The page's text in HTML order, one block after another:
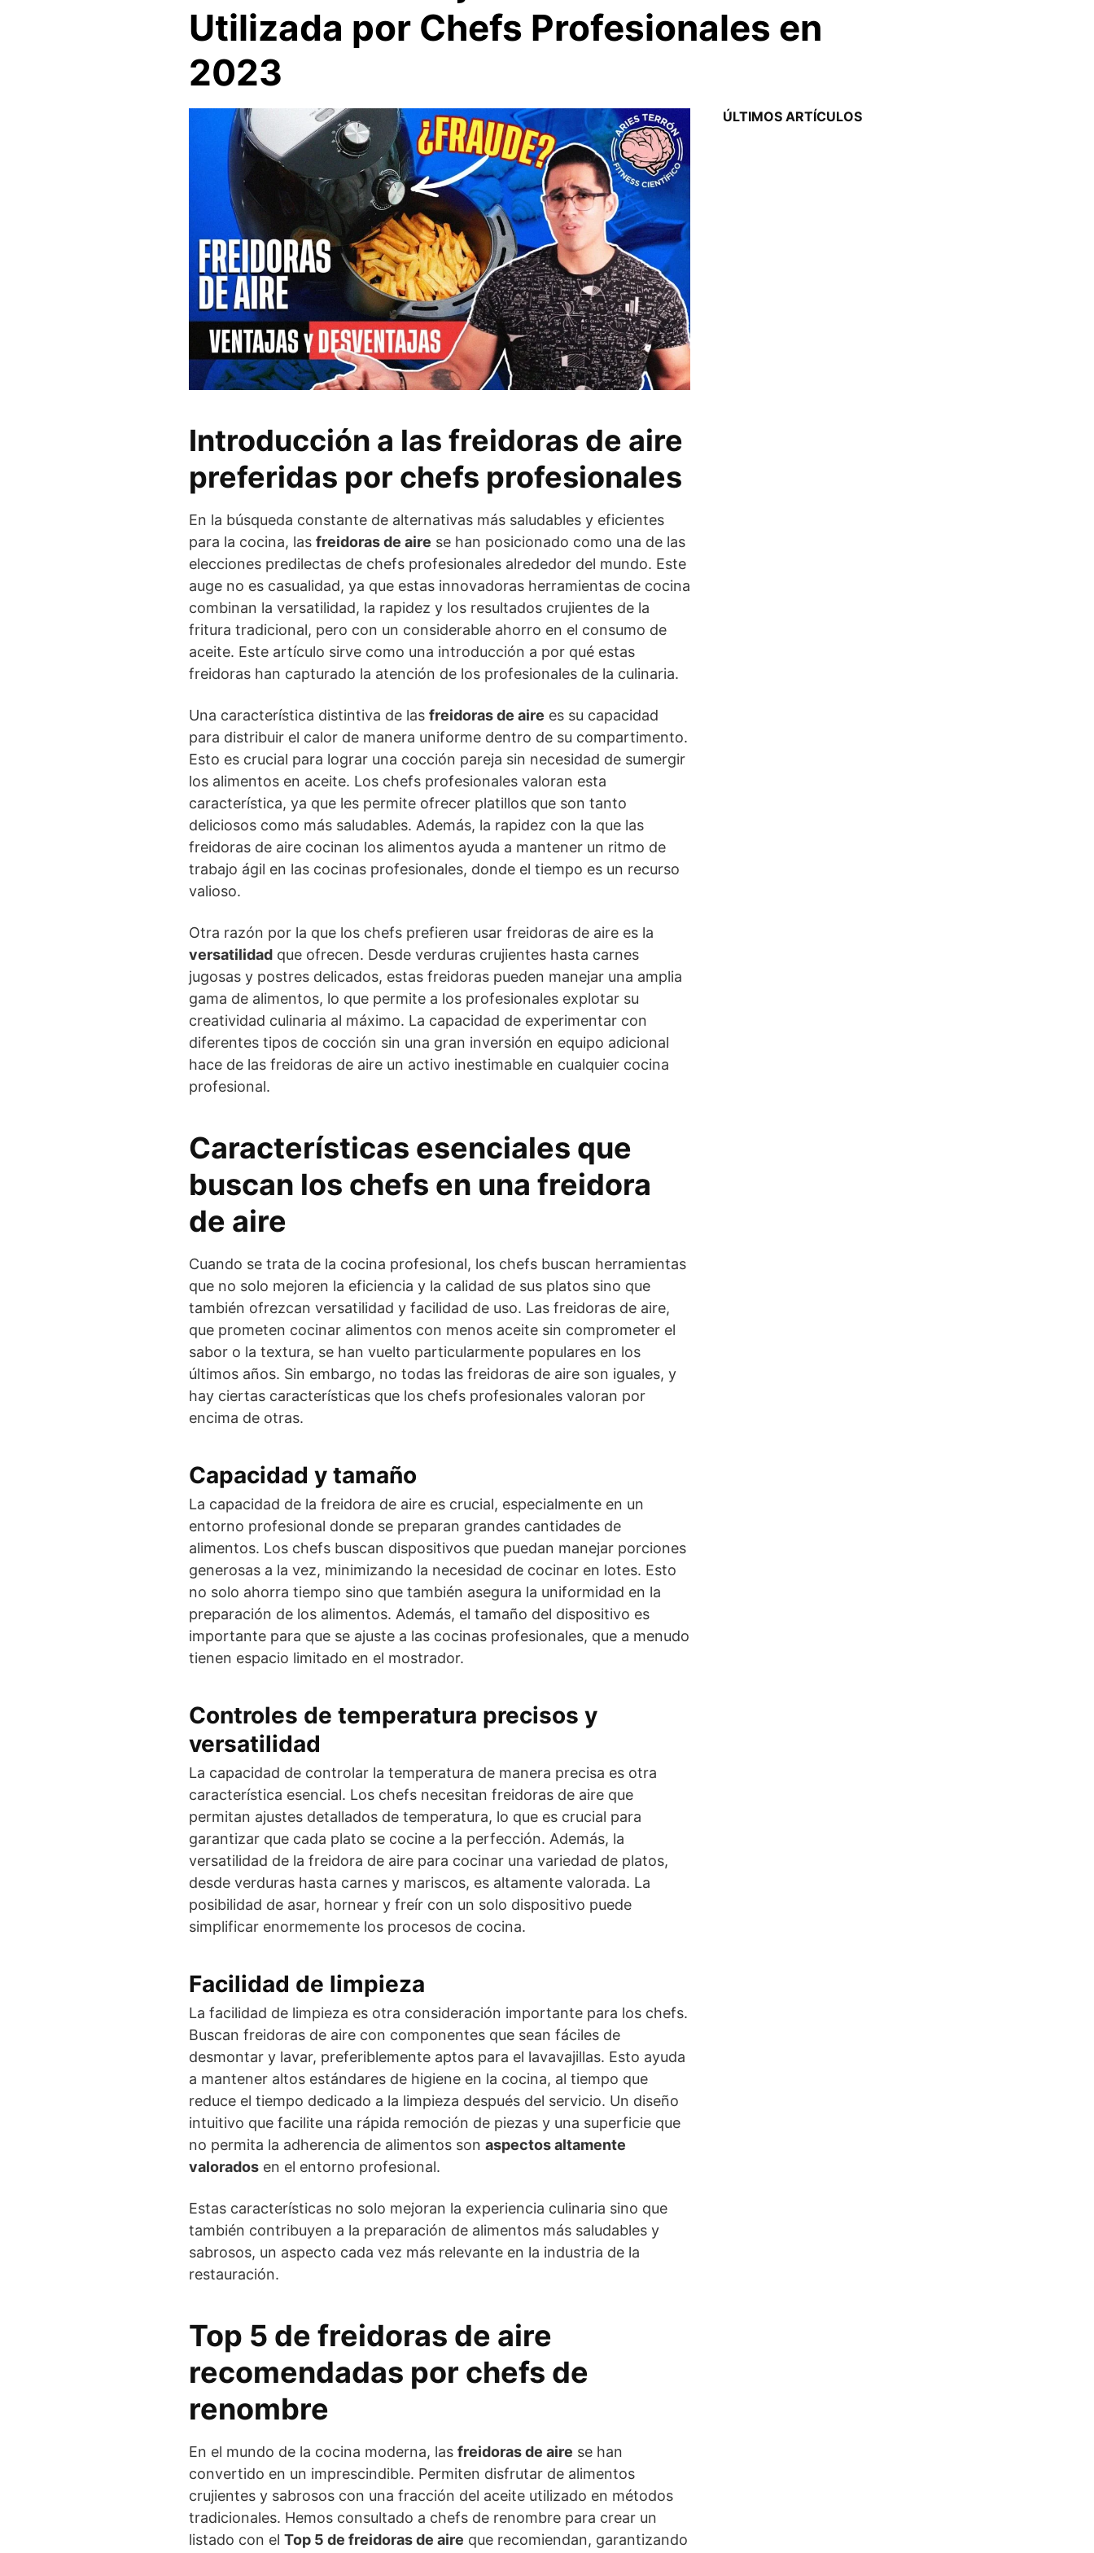
Utilizada por Chefs Profesionales en
2023
Introducción a las freidoras de aire
preferidas por chefs profesionales
En la búsqueda constante de alternativas más saludables y eficientes
para la cocina, las freidoras de aire se han posicionado como una de las
elecciones predilectas de chefs profesionales alrededor del mundo. Este
auge no es casualidad, ya que estas innovadoras herramientas de cocina
combinan la versatilidad, la rapidez y los resultados crujientes de la
fritura tradicional, pero con un considerable ahorro en el consumo de
aceite. Este artículo sirve como una introducción a por qué estas
freidoras han capturado la atención de los profesionales de la culinaria.
Una característica distintiva de las freidoras de aire es su capacidad
para distribuir el calor de manera uniforme dentro de su compartimento.
Esto es crucial para lograr una cocción pareja sin necesidad de sumergir
los alimentos en aceite. Los chefs profesionales valoran esta
característica, ya que les permite ofrecer platillos que son tanto
deliciosos como más saludables. Además, la rapidez con la que las
freidoras de aire cocinan los alimentos ayuda a mantener un ritmo de
trabajo ágil en las cocinas profesionales, donde el tiempo es un recurso
valioso.
Otra razón por la que los chefs prefieren usar freidoras de aire es la
versatilidad que ofrecen. Desde verduras crujientes hasta carnes
jugosas y postres delicados, estas freidoras pueden manejar una amplia
gama de alimentos, lo que permite a los profesionales explotar su
creatividad culinaria al máximo. La capacidad de experimentar con
diferentes tipos de cocción sin una gran inversión en equipo adicional
hace de las freidoras de aire un activo inestimable en cualquier cocina
profesional.
Características esenciales que
buscan los chefs en una freidora
de aire
Cuando se trata de la cocina profesional, los chefs buscan herramientas
que no solo mejoren la eficiencia y la calidad de sus platos sino que
también ofrezcan versatilidad y facilidad de uso. Las freidoras de aire,
que prometen cocinar alimentos con menos aceite sin comprometer el
sabor o la textura, se han vuelto particularmente populares en los
últimos años. Sin embargo, no todas las freidoras de aire son iguales, y
hay ciertas características que los chefs profesionales valoran por
encima de otras.
Capacidad y tamaño
La capacidad de la freidora de aire es crucial, especialmente en un
entorno profesional donde se preparan grandes cantidades de
alimentos. Los chefs buscan dispositivos que puedan manejar porciones
generosas a la vez, minimizando la necesidad de cocinar en lotes. Esto
no solo ahorra tiempo sino que también asegura la uniformidad en la
preparación de los alimentos. Además, el tamaño del dispositivo es
importante para que se ajuste a las cocinas profesionales, que a menudo
tienen espacio limitado en el mostrador.
Controles de temperatura precisos y
versatilidad
La capacidad de controlar la temperatura de manera precisa es otra
característica esencial. Los chefs necesitan freidoras de aire que
permitan ajustes detallados de temperatura, lo que es crucial para
garantizar que cada plato se cocine a la perfección. Además, la
versatilidad de la freidora de aire para cocinar una variedad de platos,
desde verduras hasta carnes y mariscos, es altamente valorada. La
posibilidad de asar, hornear y freír con un solo dispositivo puede
simplificar enormemente los procesos de cocina.
Facilidad de limpieza
La facilidad de limpieza es otra consideración importante para los chefs.
Buscan freidoras de aire con componentes que sean fáciles de
desmontar y lavar, preferiblemente aptos para el lavavajillas. Esto ayuda
a mantener altos estándares de higiene en la cocina, al tiempo que
reduce el tiempo dedicado a la limpieza después del servicio. Un diseño
intuitivo que facilite una rápida remoción de piezas y una superficie que
no permita la adherencia de alimentos son aspectos altamente
valorados en el entorno profesional.
Estas características no solo mejoran la experiencia culinaria sino que
también contribuyen a la preparación de alimentos más saludables y
sabrosos, un aspecto cada vez más relevante en la industria de la
restauración.
Top 5 de freidoras de aire
recomendadas por chefs de
renombre
En el mundo de la cocina moderna, las freidoras de aire se han
convertido en un imprescindible. Permiten disfrutar de alimentos
crujientes y sabrosos con una fracción del aceite utilizado en métodos
tradicionales. Hemos consultado a chefs de renombre para crear un
listado con el Top 5 de freidoras de aire que recomiendan, garantizando
ÚLTIMOS ARTÍCULOS